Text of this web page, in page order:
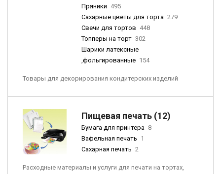
Пряники 495
Сахарные цветы для торта 279
Свечи для тортов 448
Топперы на торт 302
Шарики латексные
,фольгированные 154
Товары для декорирования кондитерских изделий
Пищевая печать (12)
Бумага для принтера 8
Вафельная печать 1
Сахарная печать 2
Расходные материалы и услуги для печати на тортах,